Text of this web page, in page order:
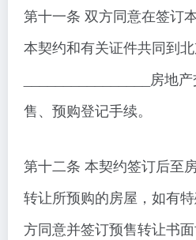
第十一条 双方同意在签订
本契约和有关证件共同到
________________房地
售、预购登记手续。
第十二条 本契约签订后至
转让所预购的房屋，如有
方同意并签订预售转让书